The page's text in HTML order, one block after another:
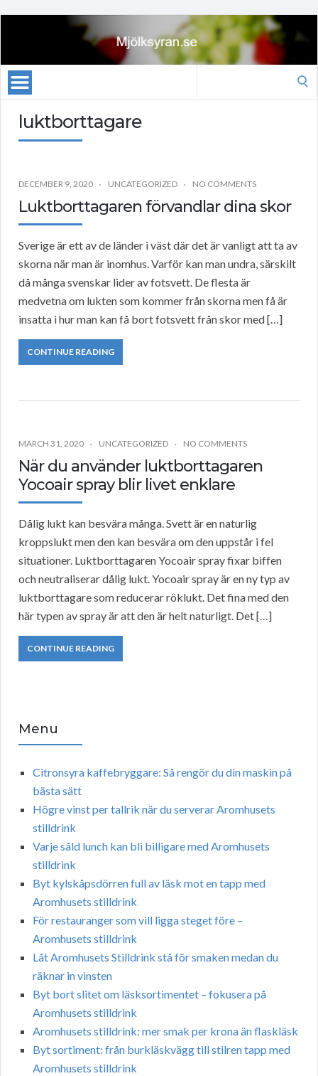
luktborttagare
DECEMBER 9, 2020 UNCATEGORIZED NO COMMENTS
Luktborttagaren förvandlar dina skor
Sverige är ett av de länder i väst där det är vanligt att ta av
skorna när man är inomhus. Varför kan man undra, särskilt
då många svenskar lider av fotsvett. De flesta är
medvetna om lukten som kommer från skorna men få är
insatta i hur man kan få bort fotsvett från skor med […]
CONTINUE READING
MARCH 31, 2020 UNCATEGORIZED NO COMMENTS
När du använder luktborttagaren
Yocoair spray blir livet enklare
Dålig lukt kan besvära många. Svett är en naturlig
kroppslukt men den kan besvära om den uppstår i fel
situationer. Luktborttagaren Yocoair spray fixar biffen
och neutraliserar dålig lukt. Yocoair spray är en ny typ av
luktborttagare som reducerar röklukt. Det fina med den
här typen av spray är att den är helt naturligt. Det […]
CONTINUE READING
Menu
Citronsyra kaffebryggare: Så rengör du din maskin på
bästa sätt
Högre vinst per tallrik när du serverar Aromhusets
stilldrink
Varje såld lunch kan bli billigare med Aromhusets
stilldrink
Byt kylskåpsdörren full av läsk mot en tapp med
Aromhusets stilldrink
För restauranger som vill ligga steget före –
Aromhusets stilldrink
Låt Aromhusets Stilldrink stå för smaken medan du
räknar in vinsten
Byt bort slitet om läsksortimentet – fokusera på
Aromhusets stilldrink
Aromhusets stilldrink: mer smak per krona än flaskläsk
Byt sortiment: från burkläskvägg till stilren tapp med
Aromhusets stilldrink